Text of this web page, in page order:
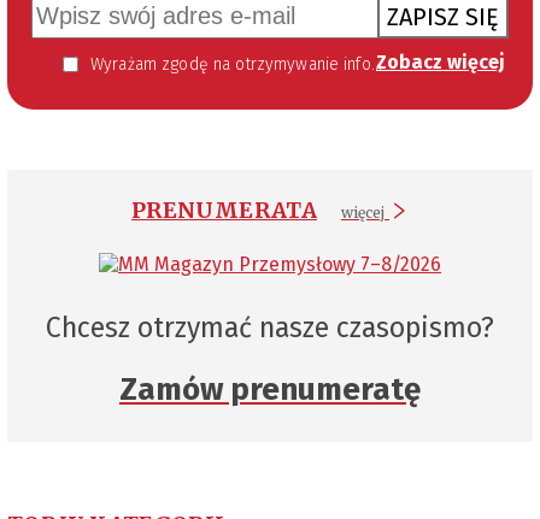
ZAPISZ SIĘ
Wyrażam zgodę na otrzymywanie informacji handlowej kierowanej do mnie za pomocą środków komunikacji elektronicznej w szczególności poczty elektronicznej zgodnie z przepisem art. 10 ust 2 ustawy z dnia 18 lipca 2002 roku o świadczeniu usług drogą elektroniczną (Dz. U. 144 z 2002 r. poz. 1204). Zgoda jest dobrowolna, jednak jej wyrażenie jest konieczne, aby otrzymywać newsletter. Zobacz więcej
PRENUMERATA więcej
Chcesz otrzymać nasze czasopismo?
Zamów prenumeratę